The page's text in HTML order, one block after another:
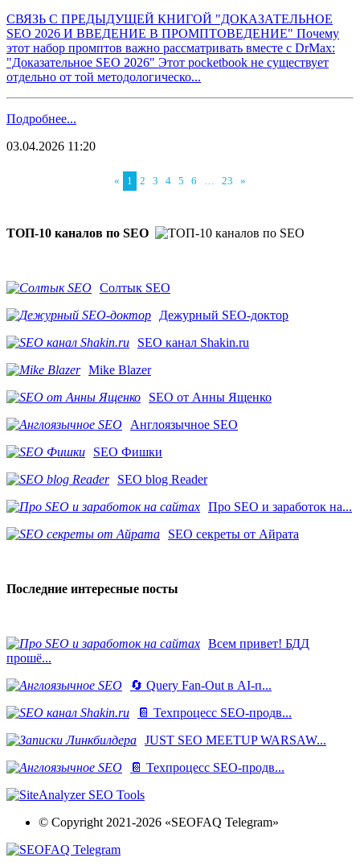
СВЯЗЬ С ПРЕДЫДУЩЕЙ КНИГОЙ "ДОКАЗАТЕЛЬНОЕ
SEO 2026 И ВВЕДЕНИЕ В ПРОМПТОВЕДЕНИЕ" Почему
этот набор промптов важно рассматривать вместе с DrMax:
"Доказательное SEO 2026" Этот pocketbook не существует
отдельно от той методологическо...
Подробнее...
03.04.2026 11:20
« 1 2 3 4 5 6 … 23 »
ТОП-10 каналов по SEO
Солтык SEO
Дежурный SEO-доктор
SEO канал Shakin.ru
Mike Blazer
SEO от Анны Ященко
Англоязычное SEO
SEO Фишки
SEO blog Reader
Про SEO и заработок на...
SEO секреты от Айрата
Последние интересные посты
Всем привет! БДД
прошё...
🔄 Query Fan-Out в AI-п...
📔 Техпроцесс SEO-продв...
JUST SEO MEETUP WARSAW...
📔 Техпроцесс SEO-продв...
© Copyright 2021-2026 «SEOFAQ Telegram»